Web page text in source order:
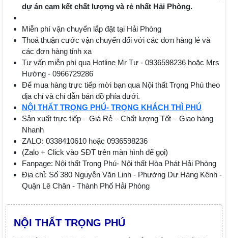
dự án cam kết chất lượng và rẻ nhất Hải Phòng.
Miễn phí vận chuyển lắp đặt tại Hải Phòng
Thoả thuận cước vận chuyển đối với các đơn hàng lẻ và
các đơn hàng tỉnh xa
Tư vấn miễn phí qua Hotline Mr Tư - 0936598236 hoặc Mrs
Hường - 0966729286
Để mua hàng trực tiếp mời bạn qua Nội thất Trọng Phú theo
địa chỉ và chỉ dẫn bản đồ phía dưới.
NỘI THẤT TRỌNG PHÚ- TRỌNG KHÁCH THÌ PHÚ
Sản xuất trực tiếp – Giá Rẻ – Chất lượng Tốt – Giao hàng
Nhanh
ZALO: 0338410610 hoặc 0936598236
(Zalo + Click vào SĐT trên màn hình để gọi)
Fanpage: Nội thất Trọng Phú- Nội thất Hòa Phát Hải Phòng
Địa chỉ: Số 380 Nguyễn Văn Linh - Phường Dư Hàng Kênh -
Quận Lê Chân - Thành Phố Hải Phòng
NỘI THẤT TRỌNG PHÚ